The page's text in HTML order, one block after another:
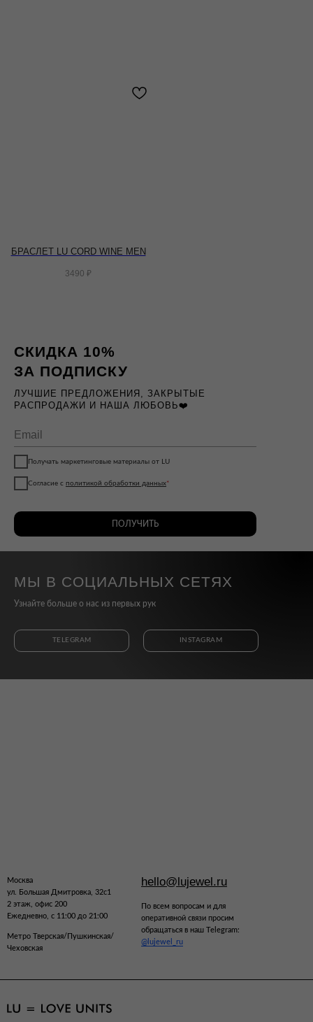
БРАСЛЕТ LU CORD WINE MEN
3490 ₽
СКИДКА 10%
ЗА ПОДПИСКУ
Получать маркетинговые материалы от LU
Согласие с политикой обработки данных*
ПОЛУЧИТЬ
МЫ В СОЦИАЛЬНЫХ СЕТЯХ
Узнайте больше о нас из первых рук
TELEGRAM INSTAGRAM
ЛУЧШИЕ ПРЕДЛОЖЕНИЯ, ЗАКРЫТЫЕ
РАСПРОДАЖИ И НАША ЛЮБОВЬ❤️
По всем вопросам и для
оперативной связи просим
обращаться в наш Telegram:
@lujewel_ru
Москва
ул. Большая Дмитровка, 32с1
2 этаж, офис 200
Ежедневно, с 11:00 до 21:00
hello@lujewel.ru
Метро Тверская/Пушкинская/
Чеховская